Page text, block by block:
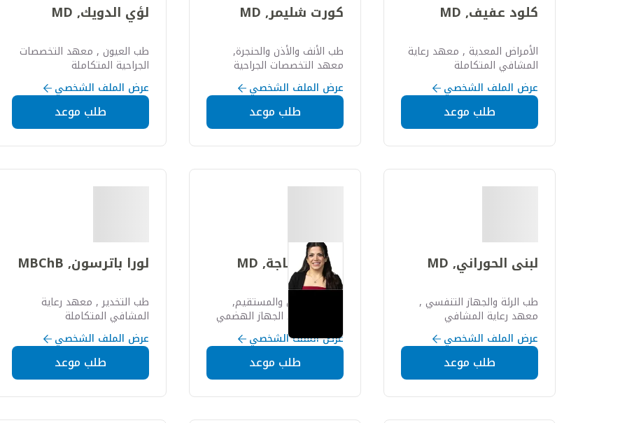
كلود عفيف, MD
الأمراض المعدية , معهد رعاية
المشافي المتكاملة
عرض الملف الشخصي
طلب موعد
كورت شليمر, MD
طب الأنف والأذن والحنجرة,
معهد التخصصات الجراحية
المتكاملة
عرض الملف الشخصي
طلب موعد
لؤي الدويك, MD
طب العيون , معهد التخصصات
الجراحية المتكاملة
عرض الملف الشخصي
طلب موعد
لبنى الحوراني, MD
طب الرئة والجهاز التنفسي ,
معهد رعاية المشافي
المتكاملة
عرض الملف الشخصي
طلب موعد
لميس طباجة, MD
جراحة القولون والمستقيم,
معهد أمراض الجهاز الهضمي
عرض الملف الشخصي
طلب موعد
لورا باترسون, MBChB
طب التخدير , معهد رعاية
المشافي المتكاملة
عرض الملف الشخصي
طلب موعد